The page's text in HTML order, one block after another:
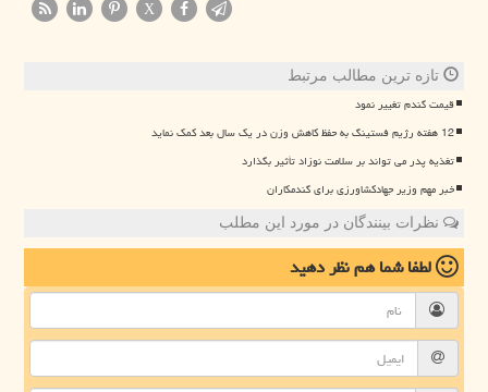
X
تازه ترین مطالب مرتبط
قیمت گندم تغییر نمود
12 هفته رژیم فستینگ به حفظ کاهش وزن در یک سال بعد کمک نماید
تغذیه پدر می تواند بر سلامت نوزاد تأثیر بگذارد
خبر مهم وزیر جهادکشاورزی برای گندمکاران
نظرات بینندگان در مورد این مطلب
لطفا شما همنظر دهید